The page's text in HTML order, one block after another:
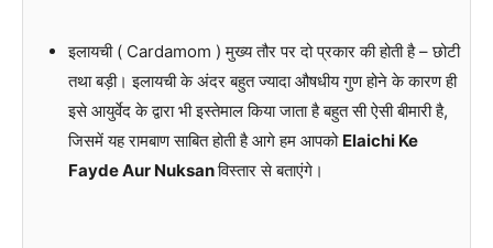
इलायची ( Cardamom ) मुख्य तौर पर दो प्रकार की होती है – छोटी
तथा बड़ी। इलायची के अंदर बहुत ज्यादा औषधीय गुण होने के कारण ही
इसे आयुर्वेद के द्वारा भी इस्तेमाल किया जाता है बहुत सी ऐसी बीमारी है,
जिसमें यह रामबाण साबित होती है आगे हम आपको Elaichi Ke
Fayde Aur Nuksanविस्तार से बताएंगे।